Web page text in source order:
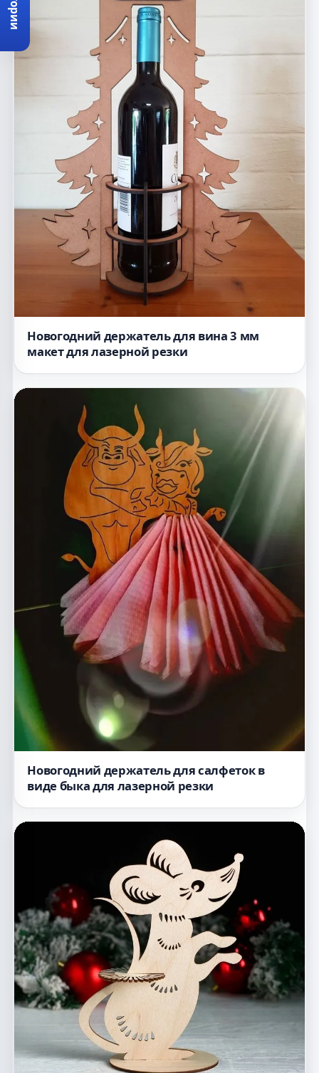
Новогодний держатель для вина 3 мм
макет для лазерной резки
Новогодний держатель для салфеток в
виде быка для лазерной резки